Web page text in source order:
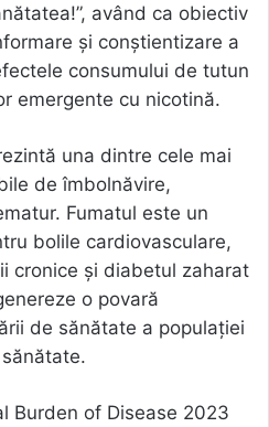
având ca obiectiv
și conștientizare a
consumului de tutun
emergente cu nicotină.
una dintre cele mai
de îmbolnăvire,
Fumatul este un
bolile cardiovasculare,
cronice și diabetul zaharat
o povară
de sănătate a populației
Burden of Disease 2023